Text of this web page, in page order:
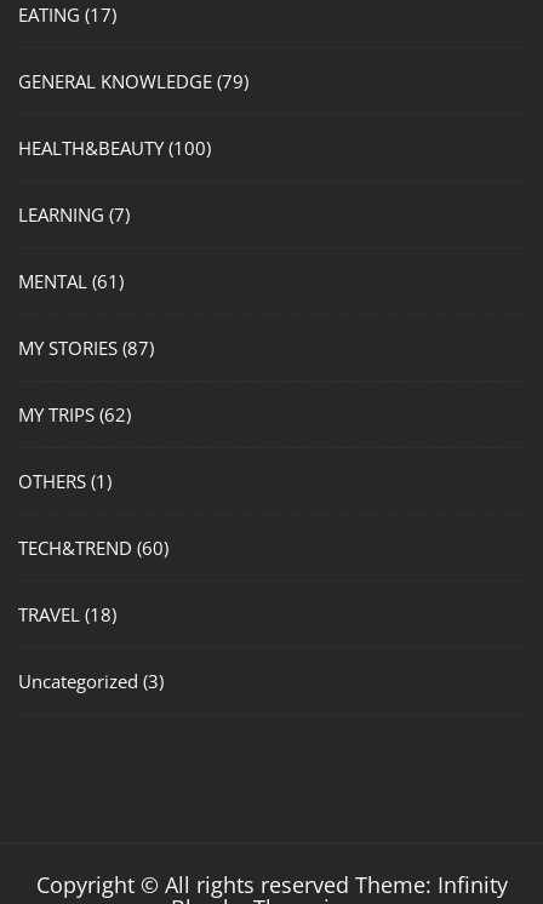
EATING (17)
GENERAL KNOWLEDGE (79)
HEALTH&BEAUTY(100)
LEARNING (7)
MENTAL (61)
MY STORIES (87)
MY TRIPS (62)
OTHERS (1)
TECH&TREND (60)
TRAVEL (18)
Uncategorized (3)
Copyright © All rights reserved Theme: Infinity